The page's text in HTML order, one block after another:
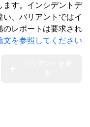
ます。インシデントデ
、バリアントではイ
のレポートは要求され
を参照してください